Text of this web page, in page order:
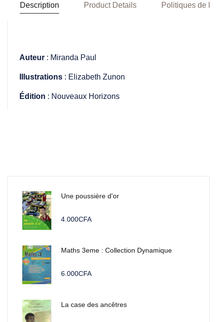
Description Product Details Politiques de la
Auteur : Miranda Paul
Illustrations : Elizabeth Zunon
Édition : Nouveaux Horizons
Une poussière d'or
4.000CFA
Maths 3eme : Collection Dynamique
6.000CFA
La case des ancêtres